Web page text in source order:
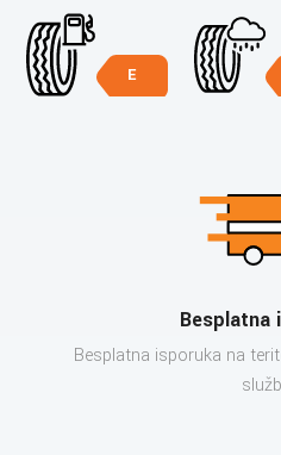
E
Besplatna
Besplatna isporuka na